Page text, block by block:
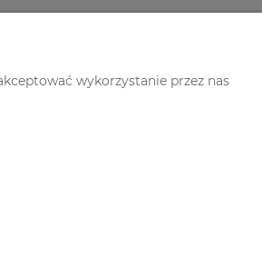
wykorzystanie przez nas